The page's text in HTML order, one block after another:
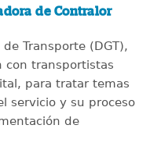
de Contralor
Transporte (DGT),
con transportistas
para tratar temas
servicio y su proceso
de